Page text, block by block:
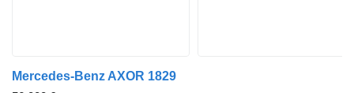
Mercedes-Benz AXOR 1829